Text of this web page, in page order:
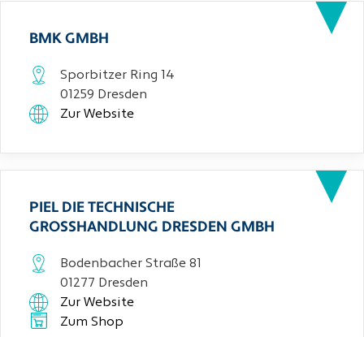
BMK GMBH
Sporbitzer Ring 14
01259 Dresden
Zur Website
PIEL DIE TECHNISCHE
GROSSHANDLUNG DRESDEN GMBH
Bodenbacher Straße 81
01277 Dresden
Zur Website
Zum Shop